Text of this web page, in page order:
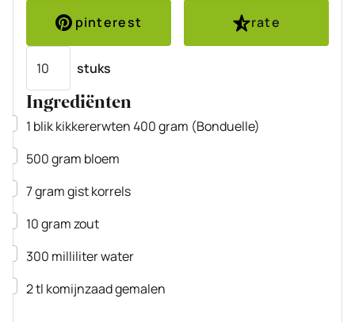
pinterest
rate
stuks
Ingrediënten
▢
1 blikkikkererwten400 gram (Bonduelle)
▢
500gram bloem
▢
7gramgistkorrels
▢
10gramzout
▢
300 milliliterwater
▢
2tl komijnzaadgemalen